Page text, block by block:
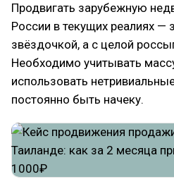
Продвигать зарубежную
России в текущих реалиях —
звёздочкой, а с целой
Необходимо учитывать
использовать
постоянно быть начеку.